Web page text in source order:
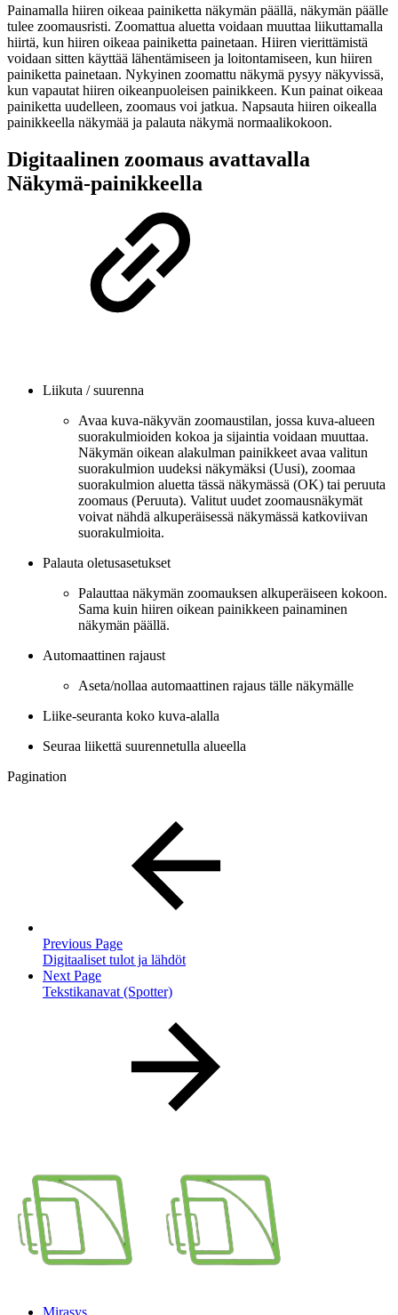
Painamalla hiiren oikeaa painiketta näkymän päällä, näkymän päälle
tulee zoomausristi. Zoomattua aluetta voidaan muuttaa liikuttamalla
hiirtä, kun hiiren oikeaa painiketta painetaan. Hiiren vierittämistä
voidaan sitten käyttää lähentämiseen ja loitontamiseen, kun hiiren
painiketta painetaan. Nykyinen zoomattu näkymä pysyy näkyvissä,
kun vapautat hiiren oikeanpuoleisen painikkeen. Kun painat oikeaa
painiketta uudelleen, zoomaus voi jatkua. Napsauta hiiren oikealla
painikkeella näkymää ja palauta näkymä normaalikokoon.
Digitaalinen zoomaus avattavalla
Näkymä-painikkeella
Liikuta / suurenna
Avaa kuva-näkyvän zoomaustilan, jossa kuva-alueen
suorakulmioiden kokoa ja sijaintia voidaan muuttaa.
Näkymän oikean alakulman painikkeet avaa valitun
suorakulmion uudeksi näkymäksi (Uusi), zoomaa
suorakulmion aluetta tässä näkymässä (OK) tai peruuta
zoomaus (Peruuta). Valitut uudet zoomausnäkymät
voivat nähdä alkuperäisessä näkymässä katkoviivan
suorakulmioita.
Palauta oletusasetukset
Palauttaa näkymän zoomauksen alkuperäiseen kokoon.
Sama kuin hiiren oikean painikkeen painaminen
näkymän päällä.
Automaattinen rajaust
Aseta/nollaa automaattinen rajaus tälle näkymälle
Liike-seuranta koko kuva-alalla
Seuraa liikettä suurennetulla alueella
Pagination
Previous Page
Digitaaliset tulot ja lähdöt
Next Page
Tekstikanavat (Spotter)